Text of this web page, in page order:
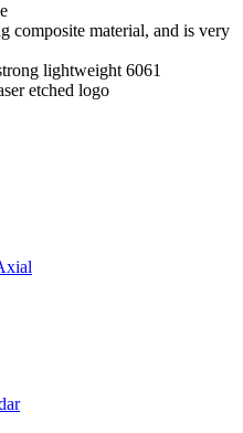
composite material, and is very
lightweight 6061
etched logo